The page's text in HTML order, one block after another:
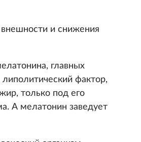
и снижения
главных
фактор,
только под его
А мелатонин заведует